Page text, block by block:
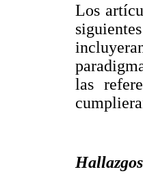
Los
las